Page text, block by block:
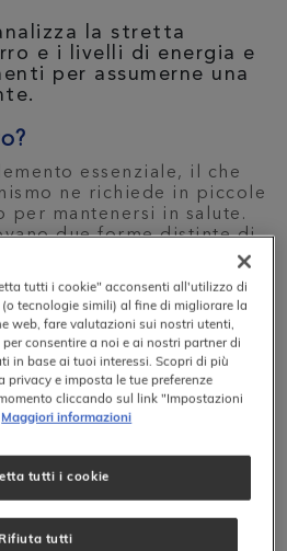
la stretta
e i livelli di energia e
per assumerne una
essenziale, il che
ne richiede in piccole
per mantenersi in salute.
due forme distinte di
trova negli alimenti di
la carne rossa, il
si trova nelle fonti
cereali integrali e
meno
al ferro eme, il che
organismo ha più
e utilizzarlo. Inoltre, ci
presenti negli alimenti di
tutti i cookie" acconsenti all'utilizzo di
tecnologie simili) al fine di migliorare la
web, fare valutazioni sui nostri utenti,
consentire a noi e ai nostri partner di
in base ai tuoi interessi. Scopri di più
e imposta le tue preferenze
cliccando sul link "Impostazioni
Maggiori informazioni
Rifiuta tutti
tutti i cookie